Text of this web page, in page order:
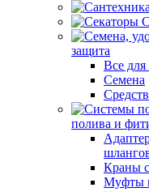
защита
Все для
Семена
полива и
Краны
Муфты